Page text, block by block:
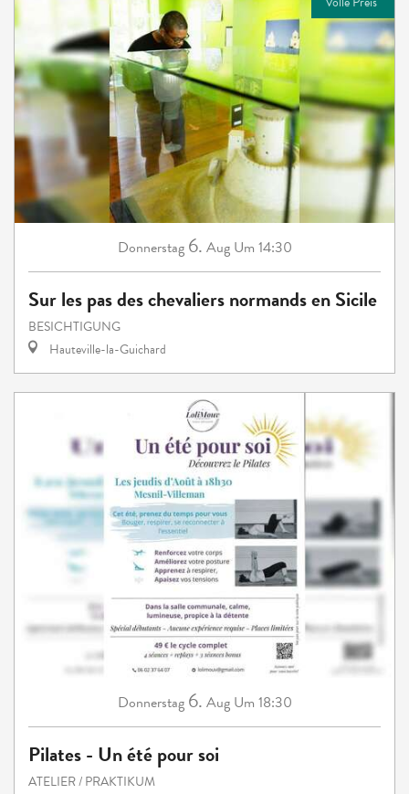
Donnerstag 6. Aug Um 14:30
Sur les pas des chevaliers normands en Sicile
BESICHTIGUNG
Hauteville-la-Guichard
Donnerstag 6. Aug Um 18:30
Pilates - Un été pour soi
ATELIER / PRAKTIKUM